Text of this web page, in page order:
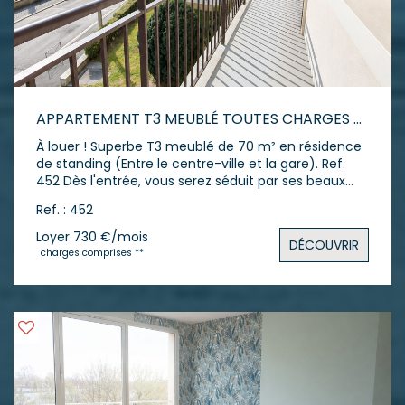
APPARTEMENT T3 MEUBLÉ TOUTES CHARGES COMPRISES
À louer ! Superbe T3 meublé de 70 m² en résidence
de standing (Entre le centre-ville et la gare). Ref.
452 Dès l'entrée, vous serez séduit par ses beaux
L'appartement comprend : - Une belle entrée
accueillante. - Une cuisine entièrement équipée
avec cellier attenant. - Un séjour lumineux ouvrant
sur un agréable balcon. - Deux chambres
confortables. - Une salle d'eau avec douche. - Un
logement bénéficie de peintures neuves et est prêt
à accueillir ses futurs occupants sans aucun
travaux. Pour votre confort : - Une pace de parking
privative - Une cave Conditions financières : - Loyer
: 530 € hors charges - Charges : 200 € / mois
Ref. : 452
Loyer 730 €/mois
charges comprises ** DÉCOUVRIR